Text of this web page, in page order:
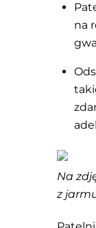
na
Na
z